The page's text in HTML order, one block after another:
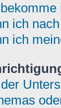
ich
ich